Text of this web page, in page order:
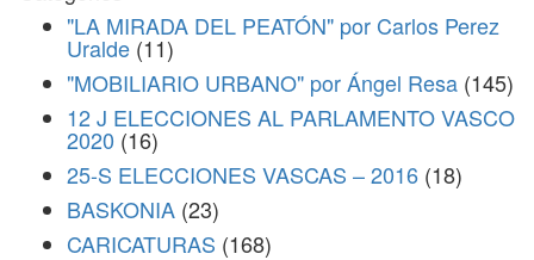
"LA MIRADA DEL PEATÓN" por Carlos Perez
Uralde (11)
"MOBILIARIO URBANO" por Ángel Resa (145)
12 J ELECCIONES AL PARLAMENTO VASCO
2020 (16)
25-S ELECCIONES VASCAS – 2016 (18)
BASKONIA (23)
CARICATURAS (168)